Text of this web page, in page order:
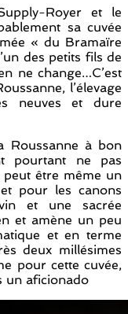
Royer et le
sa cuvée
« du Bramaïre
des petits fils de
ne change…C’est
l’élevage
neuves et dure
Roussanne à bon
pourtant ne pas
peut être même un
pour les canons
et une sacrée
et amène un peu
et en terme
deux millésimes
pour cette cuvée,
un aficionado